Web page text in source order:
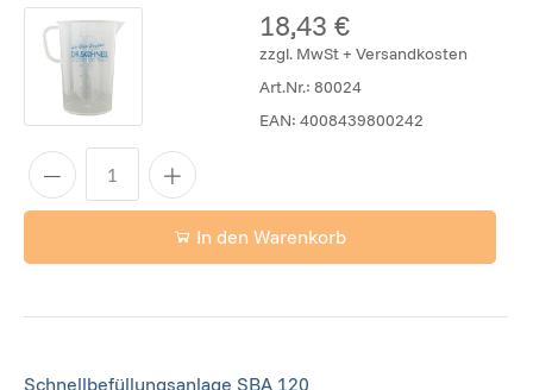
18,43 €
zzgl. MwSt + Versandkosten
Art.Nr.:80024
EAN:4008439800242
In den Warenkorb
Schnellbefüllungsanlage SBA 120